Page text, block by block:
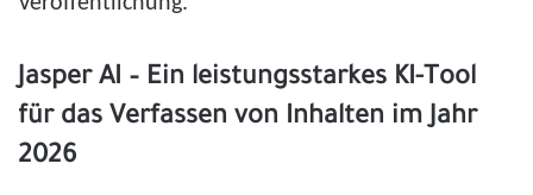
Jasper AI – Ein leistungsstarkes KI-Tool
für das Verfassen von Inhalten im Jahr
2026